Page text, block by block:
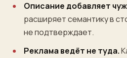
Описание добавляет
расширяет семантику в
не подтверждает.
Реклама ведёт не туда.